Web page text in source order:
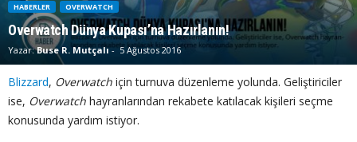
HABERLER OVERWATCH
Overwatch Dünya Kupası’na Hazırlanın!
Yazar: Buse R. Mutçalı- 5 Ağustos 2016
Blizzard, Overwatch için turnuva düzenleme yolunda. Geliştiriciler
ise, Overwatch hayranlarından rekabete katılacak kişileri seçme
konusunda yardım istiyor.